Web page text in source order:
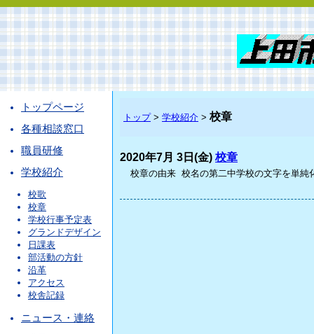
トップページ
各種相談窓口
職員研修
学校紹介
校歌
校章
学校行事予定表
グランドデザイン
日課表
部活動の方針
沿革
アクセス
校舎記録
ニュース・連絡
トップ> 学校紹介 > 校章
2020年7月 3日(金) 校章
校章の由来 校名の第二中学校の文字を単純